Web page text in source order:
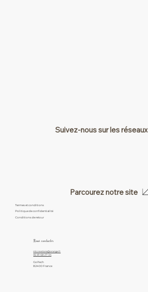
Suivez-nous sur les réseaux
Parcourez notre site
Politique de confidentialité
Termes et conditions
Conditions de retour
ml.creations@orange.fr
06-81-68-27-34
Golfech
82400 France
Nous contacter